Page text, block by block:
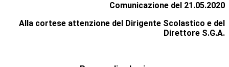
Comunicazione del 21.05.2020
Alla cortese attenzione del Dirigente Scolastico e del
Direttore S.G.A.